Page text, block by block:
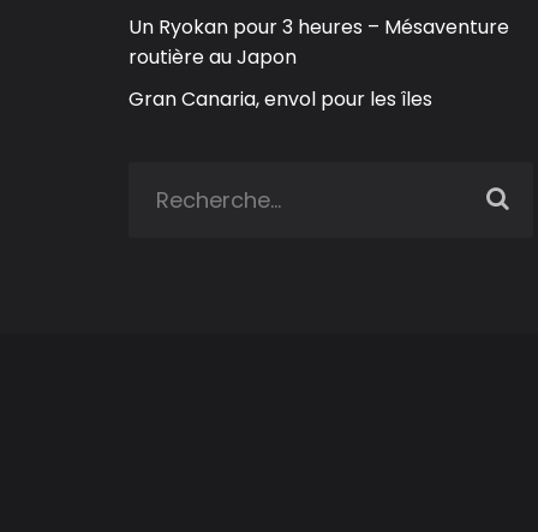
Un Ryokan pour 3 heures – Mésaventure
routière au Japon
Gran Canaria, envol pour les îles